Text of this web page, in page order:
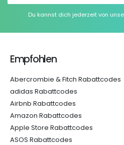
Du kannst dich jederzeit von
Empfohlen
Abercrombie & Fitch Rabattcodes
adidas Rabattcodes
Airbnb Rabattcodes
Amazon Rabattcodes
Apple Store Rabattcodes
ASOS Rabattcodes